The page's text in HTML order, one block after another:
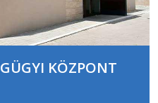
KÖZPONT